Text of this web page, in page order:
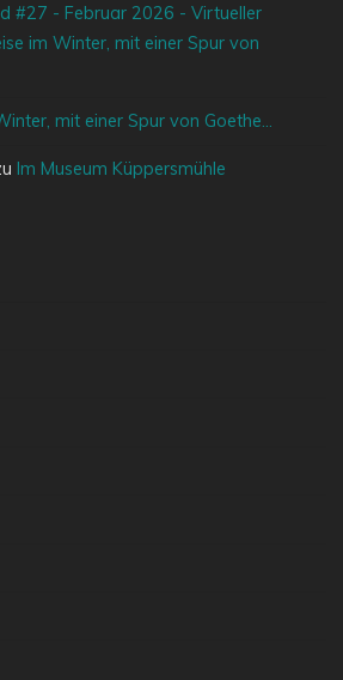
#27 - Februar 2026 - Virtueller
im Winter, mit einer Spur von
mit einer Spur von Goethe…
Im Museum Küppersmühle